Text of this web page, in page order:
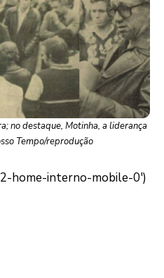
no destaque, Motinha, a liderança
Tempo/reprodução